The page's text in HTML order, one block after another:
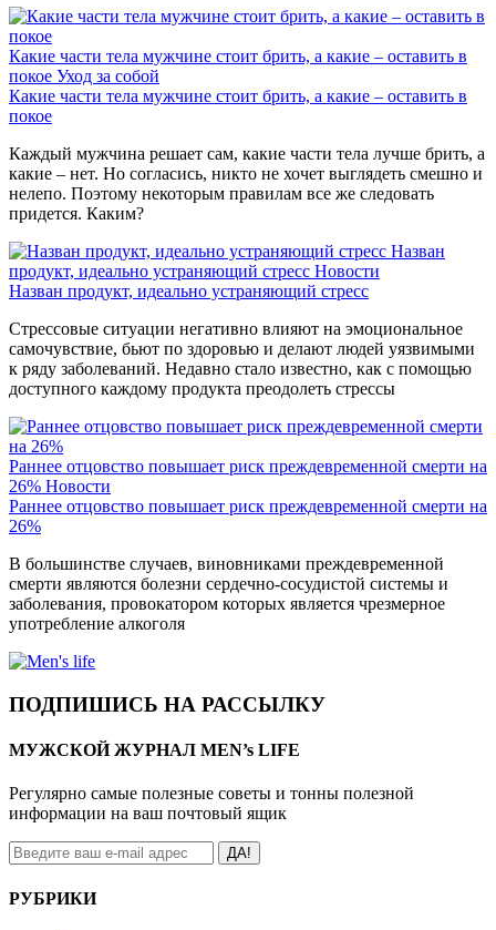
Какие части тела мужчине стоит брить, а какие – оставить в
покое Уход за собой
Какие части тела мужчине стоит брить, а какие – оставить в
покое
Каждый мужчина решает сам, какие части тела лучше брить, а
какие – нет. Но согласись, никто не хочет выглядеть смешно и
нелепо. Поэтому некоторым правилам все же следовать
придется. Каким?
Назван
продукт, идеально устраняющий стресс Новости
Назван продукт, идеально устраняющий стресс
Стрессовые ситуации негативно влияют на эмоциональное
самочувствие, бьют по здоровью и делают людей уязвимыми
к ряду заболеваний. Недавно стало известно, как с помощью
доступного каждому продукта преодолеть стрессы
Раннее отцовство повышает риск преждевременной смерти на
26% Новости
Раннее отцовство повышает риск преждевременной смерти на
26%
В большинстве случаев, виновниками преждевременной
смерти являются болезни сердечно-сосудистой системы и
заболевания, провокатором которых является чрезмерное
употребление алкоголя
ПОДПИШИСЬ НА РАССЫЛКУ
МУЖСКОЙ ЖУРНАЛ MEN’s LIFE
Регулярно самые полезные советы и тонны полезной
информации на ваш почтовый ящик
ДА!
РУБРИКИ